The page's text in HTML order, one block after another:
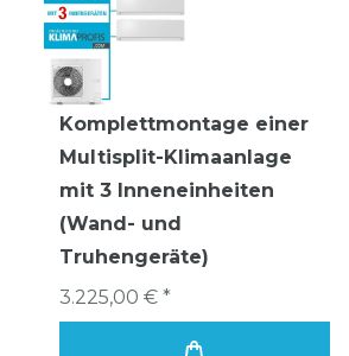
Komplettmontage einer
Multisplit-Klimaanlage
mit 3 Inneneinheiten
(Wand- und
Truhengeräte)
3.225,00 € *